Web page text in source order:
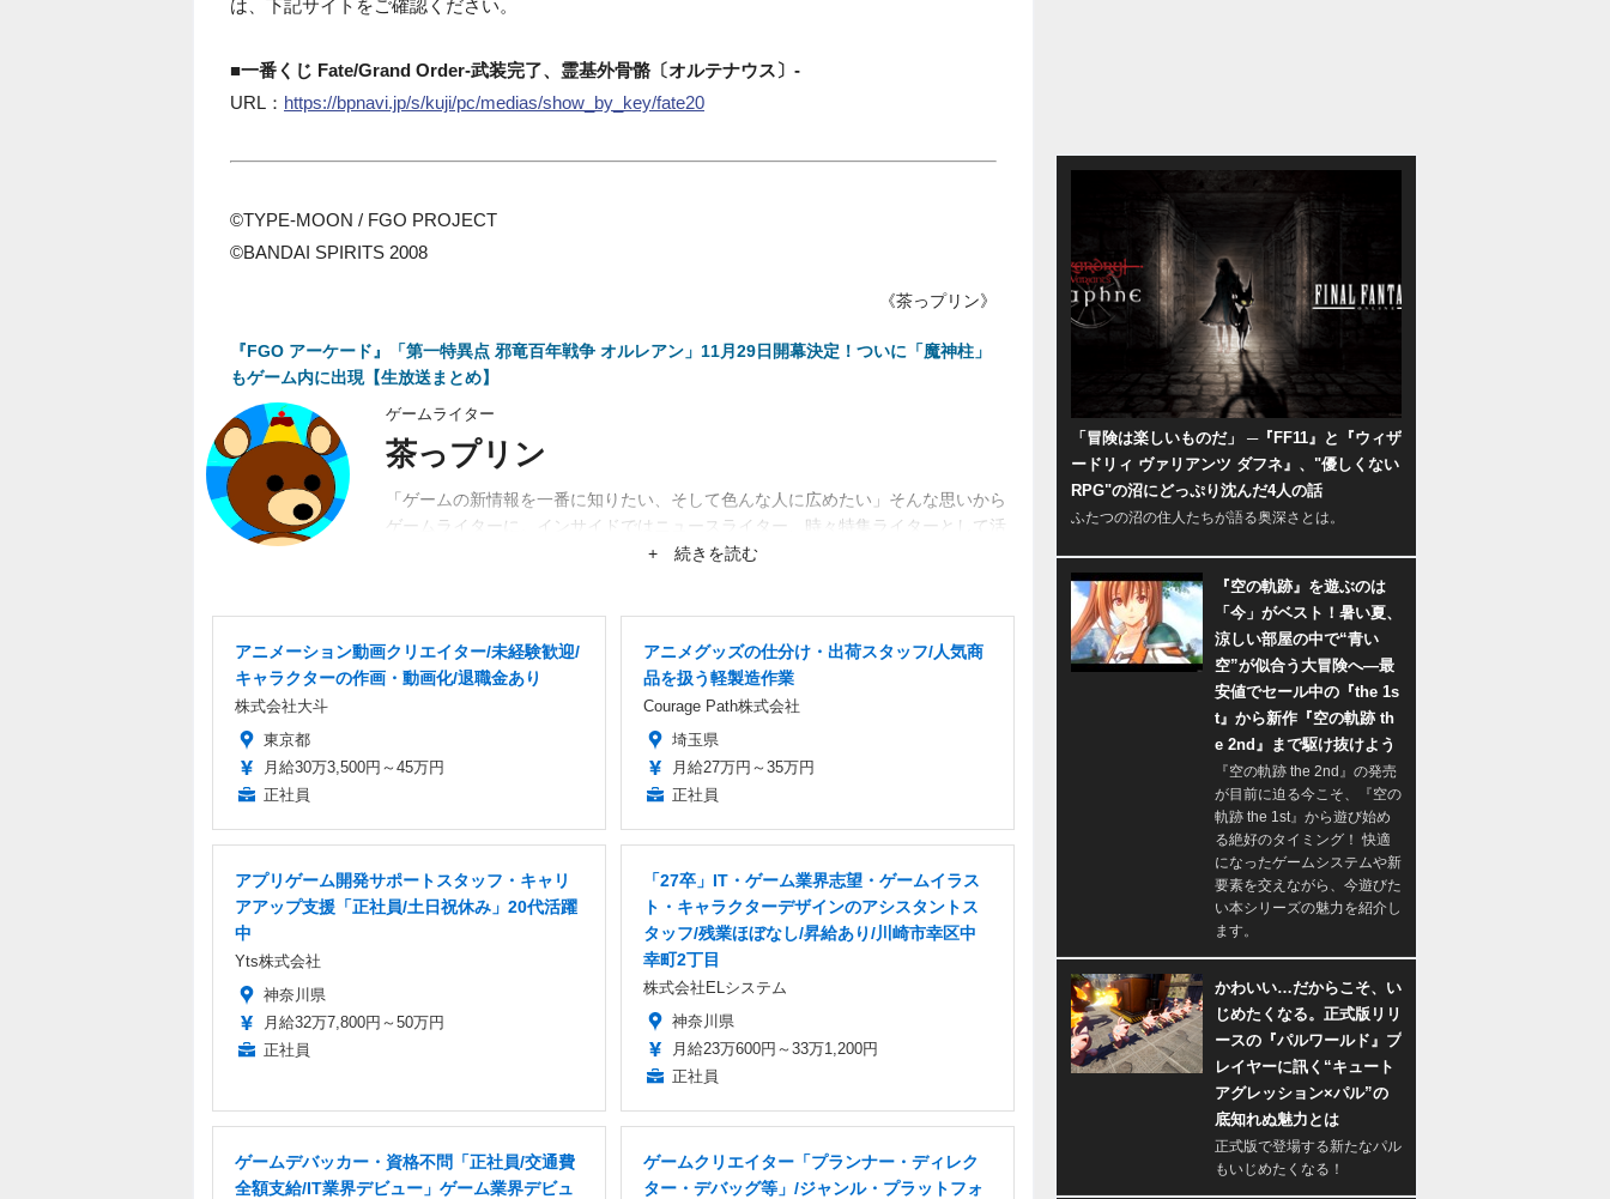
は、下記サイトをご確認ください。
■一番くじ Fate/Grand Order-武装完了、霊基外骨骼〔オルテナウス〕-
URL： https://bpnavi.jp/s/kuji/pc/medias/show_by_key/fate20
©TYPE-MOON / FGO PROJECT
©BANDAI SPIRITS 2008
《茶っプリン》
『FGO アーケード』「第一特異点 邪竜百年戦争 オルレアン」11月29日開幕決定！ついに「魔神柱」
もゲーム内に出現【生放送まとめ】
ゲームライター
茶っプリン
「ゲームの新情報を一番に知りたい、そして色んな人に広めたい」そんな思いから
ゲームライターに。インサイドではニュースライター、時々特集ライターとして活
動。関係者、ユーザーから生まれるネットブームにも興味あり。
+ 続きを読む
アニメーション動画クリエイター/未経験歓迎/
キャラクターの作画・動画化/退職金あり
株式会社大斗
東京都
月給30万3,500円～45万円
正社員
アニメグッズの仕分け・出荷スタッフ/人気商
品を扱う軽製造作業
Courage Path株式会社
埼玉県
月給27万円～35万円
正社員
アプリゲーム開発サポートスタッフ・キャリ
アアップ支援「正社員/土日祝休み」20代活躍
中
Yts株式会社
神奈川県
月給32万7,800円～50万円
正社員
「27卒」IT・ゲーム業界志望・ゲームイラス
ト・キャラクターデザインのアシスタントス
タッフ/残業ほぼなし/昇給あり/川崎市幸区中
幸町2丁目
株式会社ELシステム
神奈川県
月給23万600円～33万1,200円
正社員
ゲームデバッカー・資格不問「正社員/交通費
全額支給/IT業界デビュー」ゲーム業界デビュ
ゲームクリエイター「プランナー・ディレク
ター・デバッグ等」/ジャンル・プラットフォ
「冒険は楽しいものだ」 ─『FF11』と『ウィザ
ードリィ ヴァリアンツ ダフネ』、"優しくない
RPG"の沼にどっぷり沈んだ4人の話
ふたつの沼の住人たちが語る奥深さとは。
『空の軌跡』を遊ぶのは
「今」がベスト！暑い夏、
涼しい部屋の中で“青い
空”が似合う大冒険へ―最
安値でセール中の『the 1s
t』から新作『空の軌跡 th
e 2nd』まで駆け抜けよう
『空の軌跡 the 2nd』の発売
が目前に迫る今こそ、『空の
軌跡 the 1st』から遊び始め
る絶好のタイミング！ 快適
になったゲームシステムや新
要素を交えながら、今遊びた
い本シリーズの魅力を紹介し
ます。
かわいい…だからこそ、い
じめたくなる。正式版リリ
ースの『パルワールド』プ
レイヤーに訊く“キュート
アグレッション×パル”の
底知れぬ魅力とは
正式版で登場する新たなパル
もいじめたくなる！